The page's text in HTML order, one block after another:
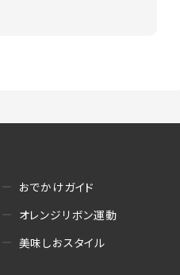
おでかけガイド
オレンジリボン運動
美味しおスタイル